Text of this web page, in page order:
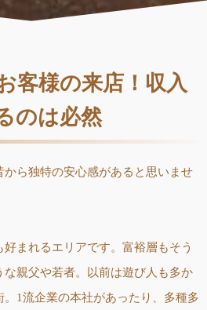
客様の来店！収入
のは必然
ら独特の安心感があると思いませ
まれるエリアです。富裕層もそう
親父や若者。以前は遊び人も多か
1流企業の本社があったり、多種多